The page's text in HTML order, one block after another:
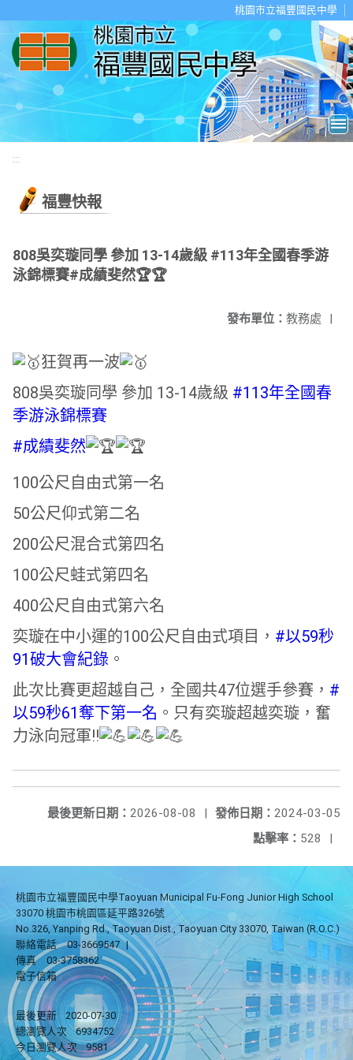
桃園市立福豐國民中學
:::
福豐快報
808吳奕璇同學 參加 13-14歲級 #113年全國春季游
泳錦標賽#成績斐然🏆🏆
發布單位： 教務處 |
狂賀再一波
808吳奕璇同學 參加 13-14歲級 #113年全國春
季游泳錦標賽
#成績斐然
100公尺自由式第一名
50公尺仰式第二名
200公尺混合式第四名
100公尺蛙式第四名
400公尺自由式第六名
奕璇在中小運的100公尺自由式項目， #以59秒
91破大會紀錄 。
此次比賽更超越自己，全國共47位選手參賽， #
以59秒61奪下第一名 。只有奕璇超越奕璇，奮
力泳向冠軍!!
發佈日期： 2024-03-05
最後更新日期： 2026-08-08
|
點擊率： 528 |
桃園市立福豐國民中學Taoyuan Municipal Fu-Fong Junior High School
33070 桃園市桃園區延平路326號
No.326, Yanping Rd., Taoyuan Dist., Taoyuan City 33070, Taiwan (R.O.C.)
聯絡電話
03-3669547 |
傳真
03-3758362
電子信箱
最後更新
2020-07-30
總瀏覽人次
6934752
今日瀏覽人次
9581